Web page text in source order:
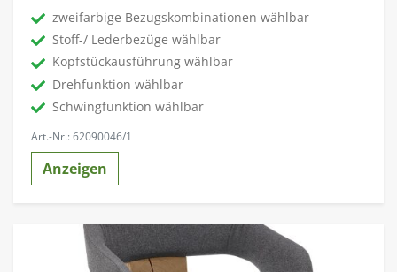
zweifarbige Bezugskombinationen wählbar
Stoff-/ Lederbezüge wählbar
Kopfstückausführung wählbar
Drehfunktion wählbar
Schwingfunktion wählbar
Art.-Nr.: 62090046/1
Anzeigen